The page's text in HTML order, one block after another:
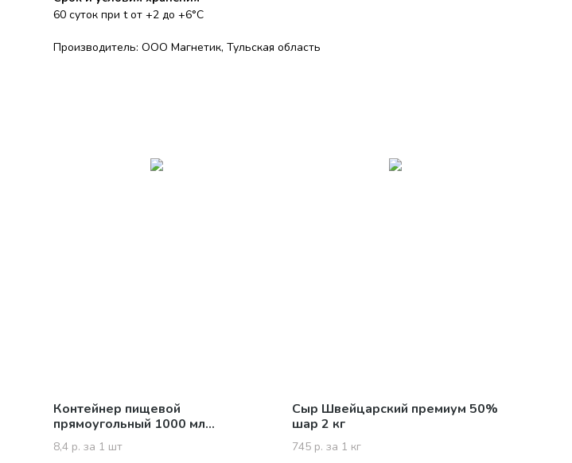
60 суток при t от +2 до +6°С
Производитель: ООО Магнетик, Тульская область
Контейнер пищевой
прямоугольный 1000 мл
упаковка 50 шт
8,4 р. за 1 шт
Сыр Швейцарский премиум 50%
шар 2 кг
745 р. за 1 кг